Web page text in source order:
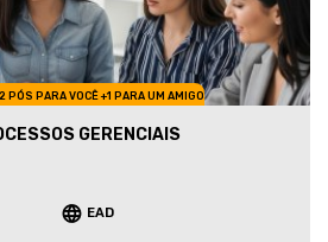
PÓS PARA VOCÊ +1 PARA UM AMIGO
GERENCIAIS
EAD